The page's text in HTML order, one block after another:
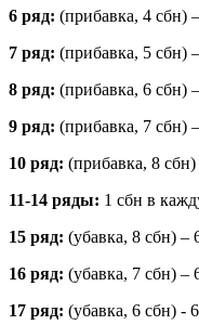
6 ряд: (прибавка, 4 сбн)
7 ряд: (прибавка, 5 сбн)
8 ряд: (прибавка, 6 сбн)
9 ряд: (прибавка, 7 сбн)
10 ряд: (прибавка, 8 сбн)
11-14 ряды: 1 сбн в
15 ряд: (убавка, 8 сбн) –
16 ряд: (убавка, 7 сбн) –
17 ряд: (убавка, 6 сбн) -